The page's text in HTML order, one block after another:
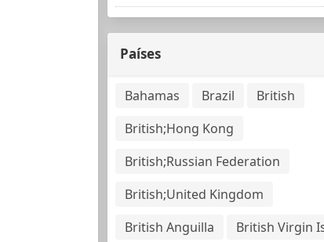
Países
Bahamas Brazil
British
British;Hong Kong
British;Russian Federation
British;United Kingdom
British Anguilla
British Virgin